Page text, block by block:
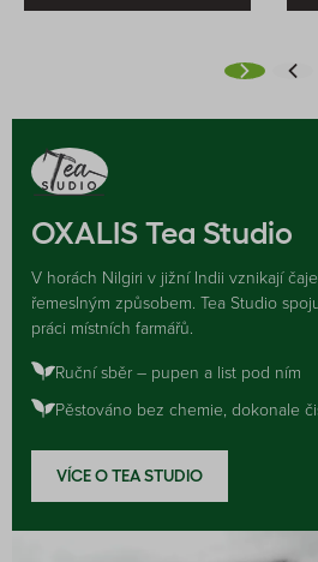
OXALIS Tea Studio
V horách Nilgiri v jižní Indii vznikají
řemeslným způsobem. Tea Studio
práci místních farmářů.
Ruční sběr – pupen a list pod ním
Pěstováno bez chemie, dokonale
VÍCE O TEA STUDIO